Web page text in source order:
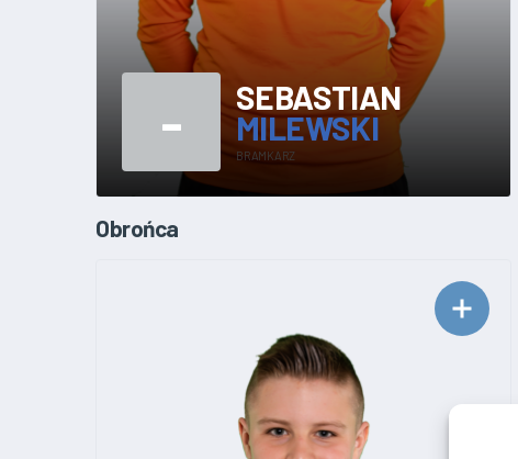
- SEBASTIAN
MILEWSKI
BRAMKARZ
Obrońca